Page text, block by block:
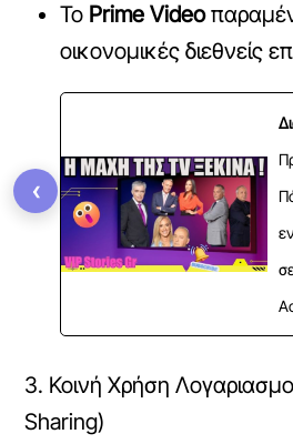
Το Prime Video
οικονομικές διεθνείς
3. Κοινή Χρήση
Sharing)
‹